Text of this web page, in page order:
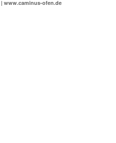
www.caminus-ofen.de